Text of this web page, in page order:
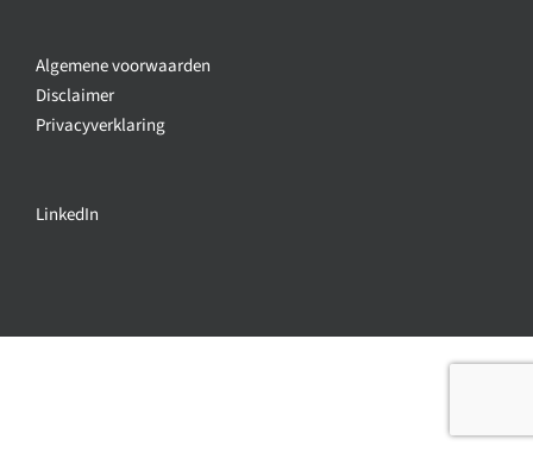
Algemene voorwaarden
Disclaimer
Privacyverklaring
LinkedIn